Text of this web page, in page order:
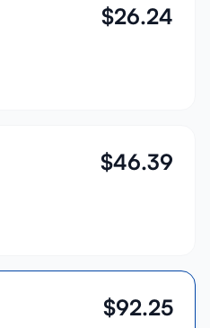
$26.24
$46.39
$92.25